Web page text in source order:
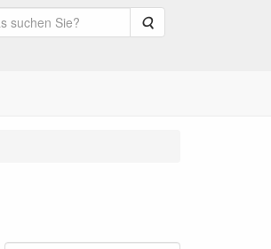
Suche